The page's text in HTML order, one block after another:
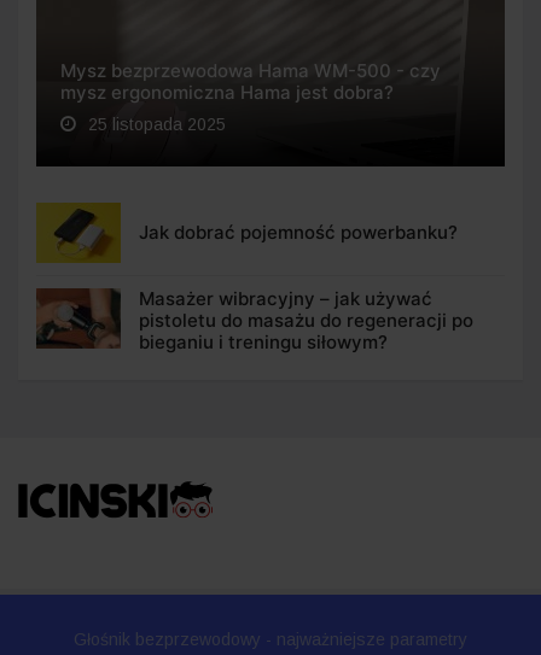
Mysz bezprzewodowa Hama WM-500 - czy
mysz ergonomiczna Hama jest dobra?
25 listopada 2025
Jak dobrać pojemność powerbanku?
Masażer wibracyjny – jak używać
pistoletu do masażu do regeneracji po
bieganiu i treningu siłowym?
Głośnik bezprzewodowy - najważniejsze parametry